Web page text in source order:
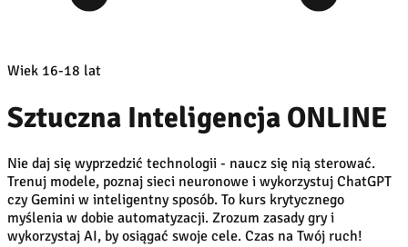
Wiek 16-18 lat
Sztuczna Inteligencja ONLINE
Nie daj się wyprzedzić technologii - naucz się nią sterować.
Trenuj modele, poznaj sieci neuronowe i wykorzystuj ChatGPT
czy Gemini w inteligentny sposób. To kurs krytycznego
myślenia w dobie automatyzacji. Zrozum zasady gry i
wykorzystaj AI, by osiągać swoje cele. Czas na Twój ruch!